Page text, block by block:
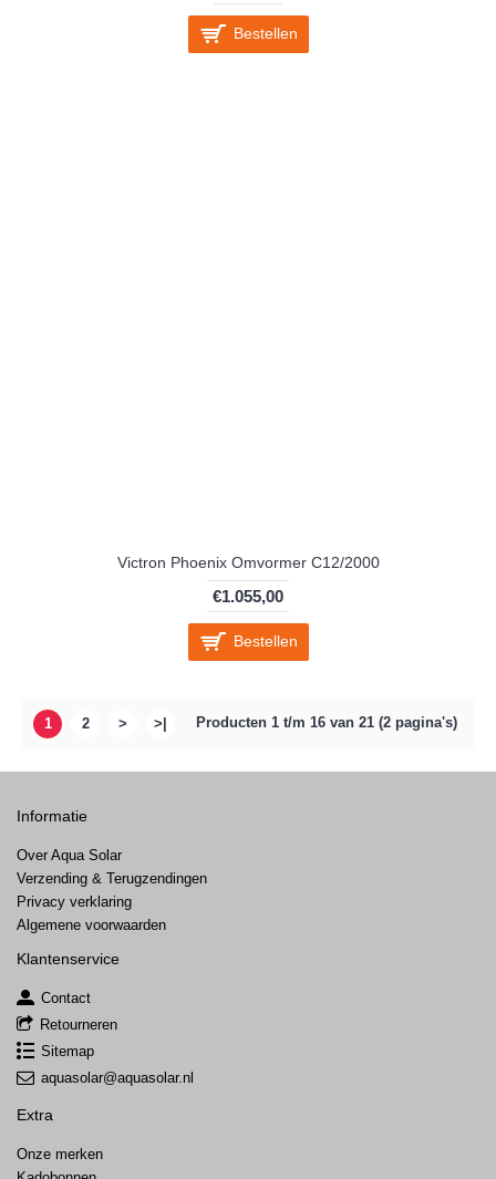
Bestellen
Victron Phoenix Omvormer C12/2000
€1.055,00
Bestellen
1 2 > >| Producten 1 t/m 16 van 21 (2 pagina's)
Informatie
Over Aqua Solar
Verzending & Terugzendingen
Privacy verklaring
Algemene voorwaarden
Klantenservice
Contact
Retourneren
Sitemap
aquasolar@aquasolar.nl
Extra
Onze merken